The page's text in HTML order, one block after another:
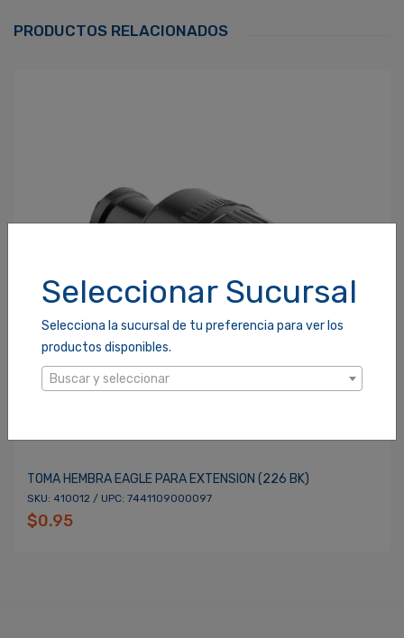
Seleccionar Sucursal
Selecciona la sucursal de tu preferencia para ver los
productos disponibles.
Buscar y seleccionar
Recordarme ACCEDER
PRODUCTOS RELACIONADOS
TOMA HEMBRA EAGLE PARA EXTENSION (226 BK)
SKU: 410012 / UPC: 7441109000097
$0.95